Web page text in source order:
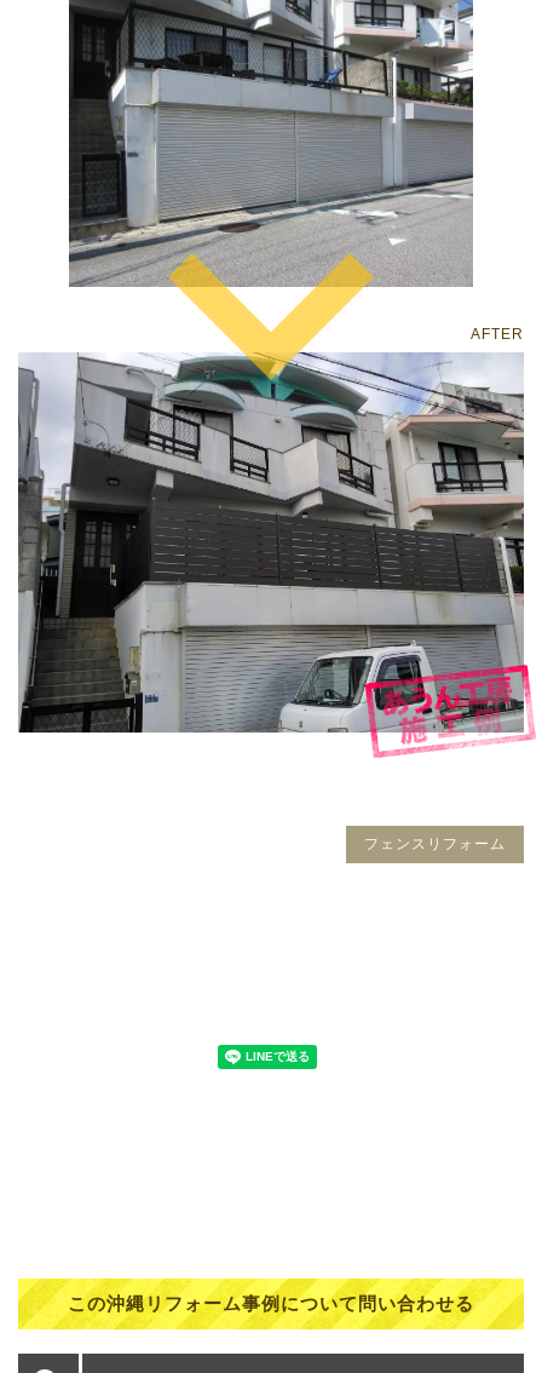
フェンスリフォーム
この沖縄リフォーム事例について問い合わせる